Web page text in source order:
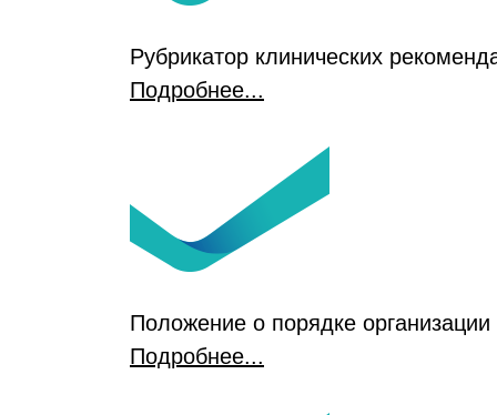
Рубрикатор клинических
Подробнее...
Положение о порядке
Подробнее...